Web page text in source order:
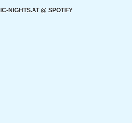
NIGHTS.AT @ SPOTIFY